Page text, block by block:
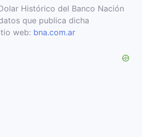
Histórico del Banco Nación
que publica dicha
web: bna.com.ar